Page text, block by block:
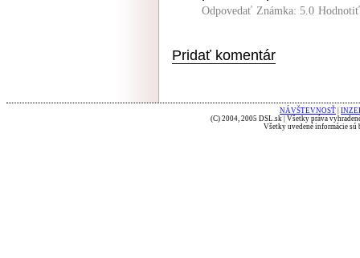
Odpovedať Známka: 5.0
Pridať komentár
NÁVŠTEVNOSŤ
(C) 2004, 2005 DSL.sk | Všetky práva
Všetky uvedené informácie sú